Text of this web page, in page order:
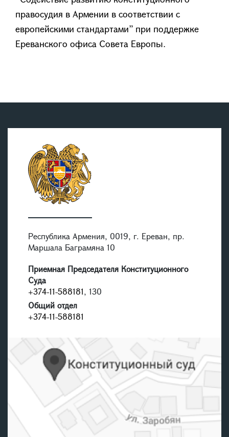
правосудия в Армении в соответствии с
европейскими стандартами” при поддержке
Ереванского офиса Совета Европы.
Республика Армения, 0019, г. Ереван, пр.
Маршала Баграмяна 10
Приемная Председателя Конституционного
Суда
+374-11-588181, 130
Общий отдел
+374-11-588181